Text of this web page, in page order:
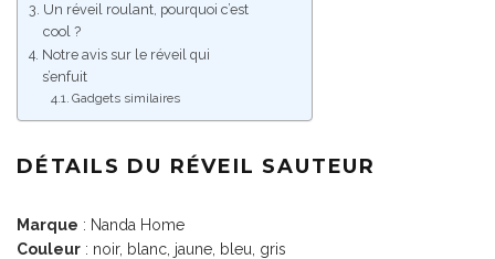
Un réveil roulant, pourquoi c’est
cool ?
Notre avis sur le réveil qui
s’enfuit
Gadgets similaires
DÉTAILS DU RÉVEIL SAUTEUR
Marque : Nanda Home
Couleur : noir, blanc, jaune, bleu, gris